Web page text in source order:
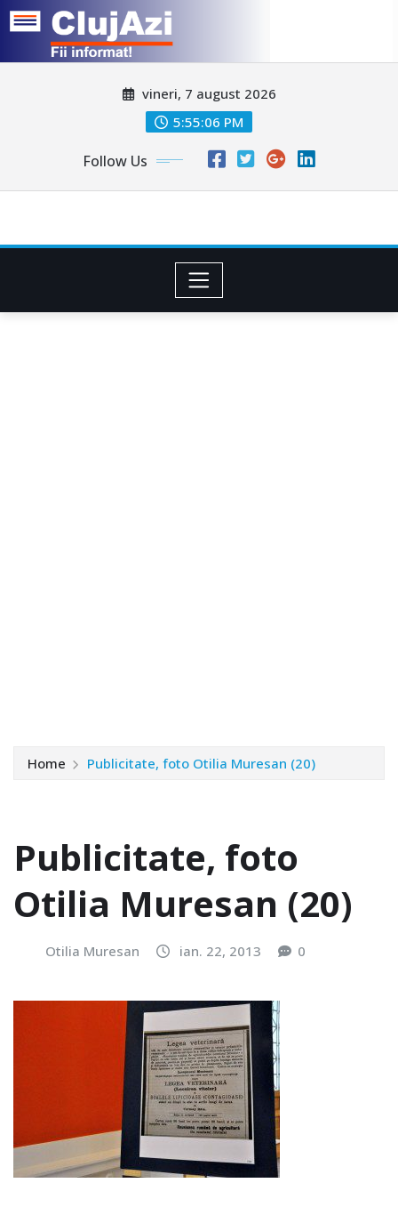
vineri, 7 august 2026
5:55:09 PM
Follow Us
Home Publicitate, foto Otilia Muresan (20)
Publicitate, foto
Otilia Muresan (20)
Otilia Muresan ian. 22, 2013 0